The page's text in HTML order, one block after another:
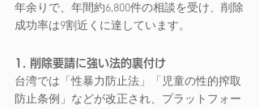
年余りで、年間約6,800件の相談を受け、削除
成功率は9割近くに達しています。
1. 削除要請に強い法的裏付け
台湾では「性暴力防止法」「児童の性的搾取
防止条例」などが改正され、プラットフォー